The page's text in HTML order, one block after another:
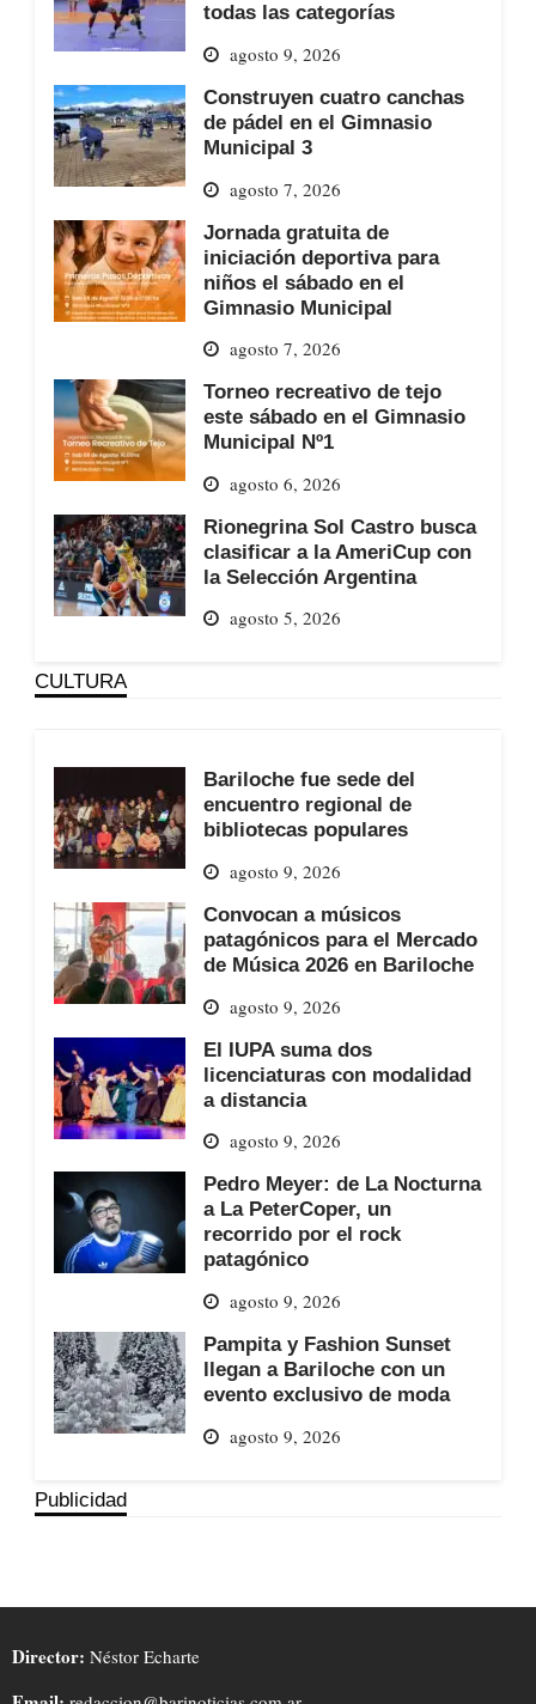
todas las categorías
agosto 9, 2026
Construyen cuatro canchas
de pádel en el Gimnasio
Municipal 3
agosto 7, 2026
Jornada gratuita de
iniciación deportiva para
niños el sábado en el
Gimnasio Municipal
agosto 7, 2026
Torneo recreativo de tejo
este sábado en el Gimnasio
Municipal Nº1
agosto 6, 2026
Rionegrina Sol Castro busca
clasificar a la AmeriCup con
la Selección Argentina
agosto 5, 2026
CULTURA
Bariloche fue sede del
encuentro regional de
bibliotecas populares
agosto 9, 2026
Convocan a músicos
patagónicos para el Mercado
de Música 2026 en Bariloche
agosto 9, 2026
El IUPA suma dos
licenciaturas con modalidad
a distancia
agosto 9, 2026
Pedro Meyer: de La Nocturna
a La PeterCoper, un
recorrido por el rock
patagónico
agosto 9, 2026
Pampita y Fashion Sunset
llegan a Bariloche con un
evento exclusivo de moda
agosto 9, 2026
Publicidad
Director: Néstor Echarte